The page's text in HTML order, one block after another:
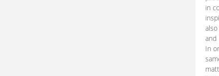
in
and
In